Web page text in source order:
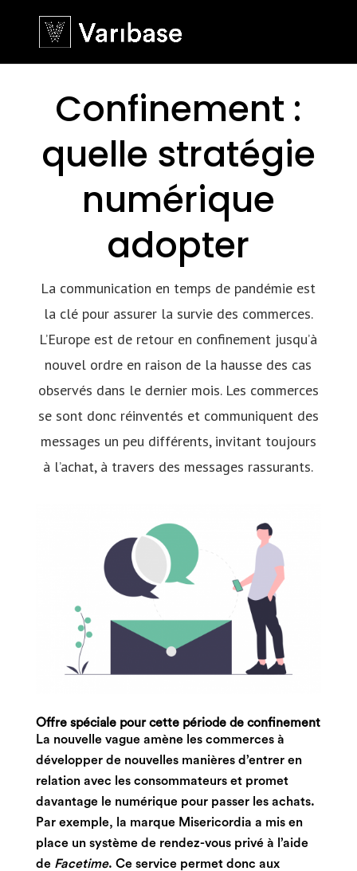
Confinement :
quelle stratégie
numérique
adopter
La communication en temps de pandémie est
la clé pour assurer la survie des commerces.
L’Europe est de retour en confinement jusqu’à
nouvel ordre en raison de la hausse des cas
observés dans le dernier mois. Les commerces
se sont donc réinventés et communiquent des
messages un peu différents, invitant toujours
à l’achat, à travers des messages rassurants.
Offre spéciale pour cette période de confinement
La nouvelle vague amène les commerces à
développer de nouvelles manières d’entrer en
relation avec les consommateurset promet
davantage le numérique pour passer les achats.
Par exemple, la marque Misericordia a mis en
place un système de rendez-vous privé à l’aide
de Facetime. Ce service permet donc aux